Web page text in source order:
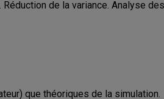
de la variance. Analyse
que théoriques de la simulation.